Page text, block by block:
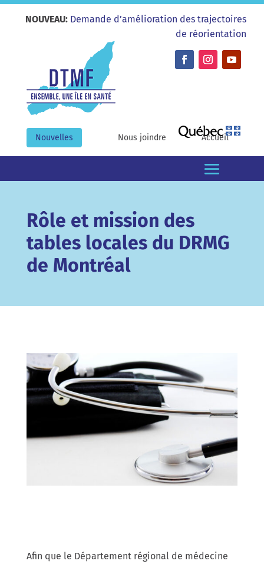
Accueil
Nous joindre
Nouvelles
NOUVEAU: Demande d’amélioration des trajectoires
de réorientation
Rôle et mission des
tables locales du DRMG
de Montréal
Afin que le Département régional de médecine